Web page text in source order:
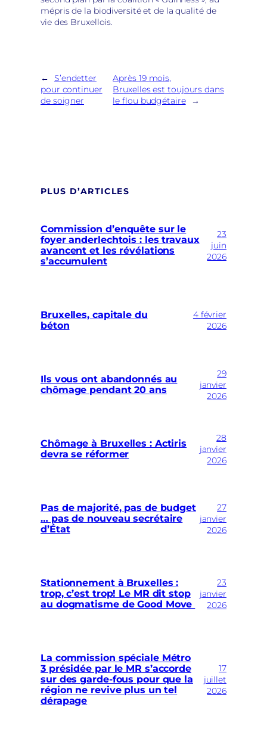
mépris de la biodiversité et de la qualité de
vie des Bruxellois.
←
S’endetter
pour continuer
de soigner
Après 19 mois,
Bruxelles est toujours dans
le flou budgétaire
→
PLUS D’ARTICLES
Commission d’enquête sur le
foyer anderlechtois : les travaux
avancent et les révélations
s’accumulent
23
juin
2026
Bruxelles, capitale du
béton
4 février
2026
Ils vous ont abandonnés au
chômage pendant 20 ans
29
janvier
2026
Chômage à Bruxelles : Actiris
devra se réformer
28
janvier
2026
Pas de majorité, pas de budget
… pas de nouveau secrétaire
d’État
27
janvier
2026
Stationnement à Bruxelles :
trop, c’est trop! Le MR dit stop
au dogmatisme de Good Move
23
janvier
2026
La commission spéciale Métro
3 présidée par le MR s’accorde
sur des garde-fous pour que la
région ne revive plus un tel
dérapage
17
juillet
2026